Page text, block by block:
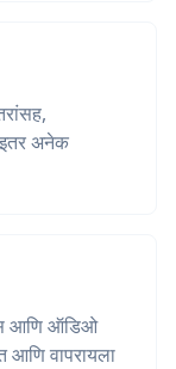
इतर अनेक
आणि ऑडिओ
आणि वापरायला